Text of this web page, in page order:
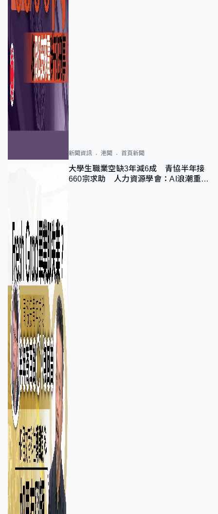
新聞資訊 港聞 首頁新聞
大學生職業空缺3年減6成 青協半年接
660宗求助 人力資源學會：AI浪潮重整